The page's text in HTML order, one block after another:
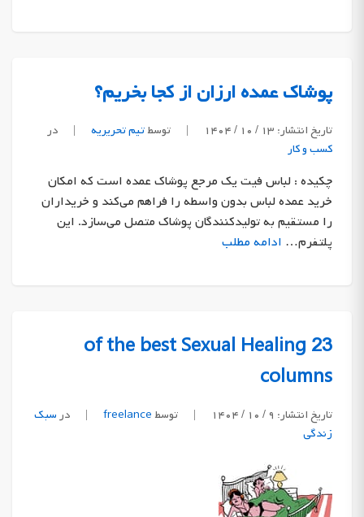
پوشاک عمده ارزان از کجا بخریم؟
تاریخ انتشار: ۱۳ / ۱۰ / ۱۴۰۴ | توسطتیم تحریریه |
در
کسب و کار
چکیده : لباس فیت یک مرجع پوشاک عمده است که امکان
خرید عمده لباس بدون واسطه را فراهم می‌کند و خریداران
را مستقیم به تولیدکنندگان پوشاک متصل می‌سازد. این
پلتفرم… ادامه مطلب
23 of the best Sexual Healing
columns
تاریخ انتشار: ۹ / ۱۰ / ۱۴۰۴ | توسط freelance
| درسبک
زندگی